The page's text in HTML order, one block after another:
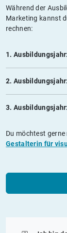
Während der
Marketing kannst
rechnen:
1.
2.
3.
Du möchtest
Gestalterin für